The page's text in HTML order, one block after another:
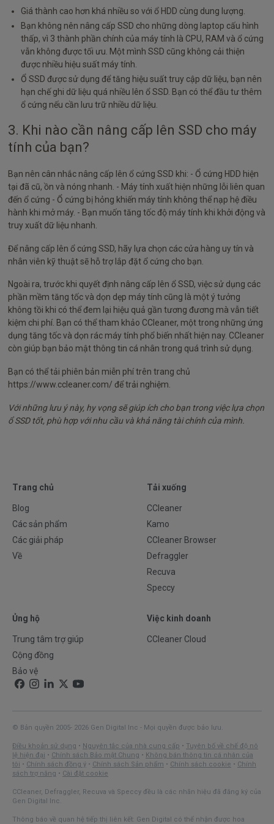
Giá thành cao hơn khá nhiều so với ổ HDD cùng dung lượng.
Bạn không nên nâng cấp SSD cho những dòng laptop cấu hình
thấp, vì 3 thành phần chính của máy tính là CPU, RAM và ổ cứng
vẫn không được tối ưu. Một mình SSD cũng không cải thiện
được nhiều hiệu suất máy tính.
Ổ SSD được sử dụng để tăng hiệu suất truy cập dữ liệu, bạn nên
hạn chế ghi dữ liệu quá nhiều lên ổ SSD. Bạn có thể đầu tư thêm
ổ cứng nếu cần lưu trữ nhiều dữ liệu.
3. Khi nào cần nâng cấp lên SSD cho máy
tính của bạn?
Bạn nên cân nhắc nâng cấp lên ổ cứng SSD khi: - Ổ cứng HDD hiện
tại đã cũ, ồn và nóng nhanh. - Máy tính xuất hiện những lỗi liên quan
đến ổ cứng - Ổ cứng bị hỏng khiến máy tính không thể nạp hệ điều
hành khi mở máy. - Bạn muốn tăng tốc độ máy tính khi khởi động và
truy xuất dữ liệu nhanh.
Để nâng cấp lên ổ cứng SSD, hãy lựa chọn các cửa hàng uy tín và
nhân viên kỹ thuật sẽ hỗ trợ lắp đặt ổ cứng cho bạn.
Ngoài ra, trước khi quyết định nâng cấp lên ổ SSD, việc sử dụng các
phần mềm tăng tốc và dọn dẹp máy tính cũng là một ý tưởng
không tồi khi có thể đem lại hiệu quả gần tương đương mà vẫn tiết
kiệm chi phí. Bạn có thể tham khảo CCleaner, một trong những ứng
dụng tăng tốc và dọn rác máy tính phổ biến nhất hiện nay. CCleaner
còn giúp bạn bảo mật thông tin cá nhân trong quá trình sử dụng.
Bạn có thể tải phiên bản miễn phí trên trang chủ
https://www.ccleaner.com/ để trải nghiệm.
Với những lưu ý này, hy vọng sẽ giúp ích cho bạn trong việc lựa chọn
ổ SSD tốt, phù hợp với nhu cầu và khả năng tài chính của mình.
Trang chủ
Blog
Các sản phẩm
Các giải pháp
Về
Tải xuống
CCleaner
Kamo
CCleaner Browser
Defraggler
Recuva
Speccy
Ủng hộ
Trung tâm trợ giúp
Cộng đồng
Bảo vệ
Việc kinh doanh
CCleaner Cloud
© Bản quyền 2005- 2026 Gen Digital Inc - Mọi quyền được bảo lưu.
Điều khoản sử dụng • Nguyên tắc của nhà cung cấp • Tuyên bố về chế độ nô
lệ hiện đại • Chính sách Bảo mật Chung • Không bán thông tin cá nhân của
tôi • Chính sách đồng ý • Chính sách Sản phẩm • Chính sách cookie • Chính
sách trợ năng • Cài đặt cookie
CCleaner, Defraggler, Recuva và Speccy đều là các nhãn hiệu đã đăng ký của
Gen Digital Inc.
Thông báo về quan hệ tiếp thị liên kết: Gen Digital có thể nhận được hoa